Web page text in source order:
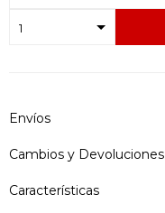
Envíos
Cambios y Devoluciones
Características